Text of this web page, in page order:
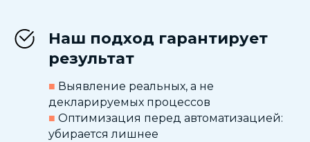
Наш подход гарантирует
результат
■ Выявление реальных, а не
декларируемых процессов
■ Оптимизация перед автоматизацией:
убирается лишнее